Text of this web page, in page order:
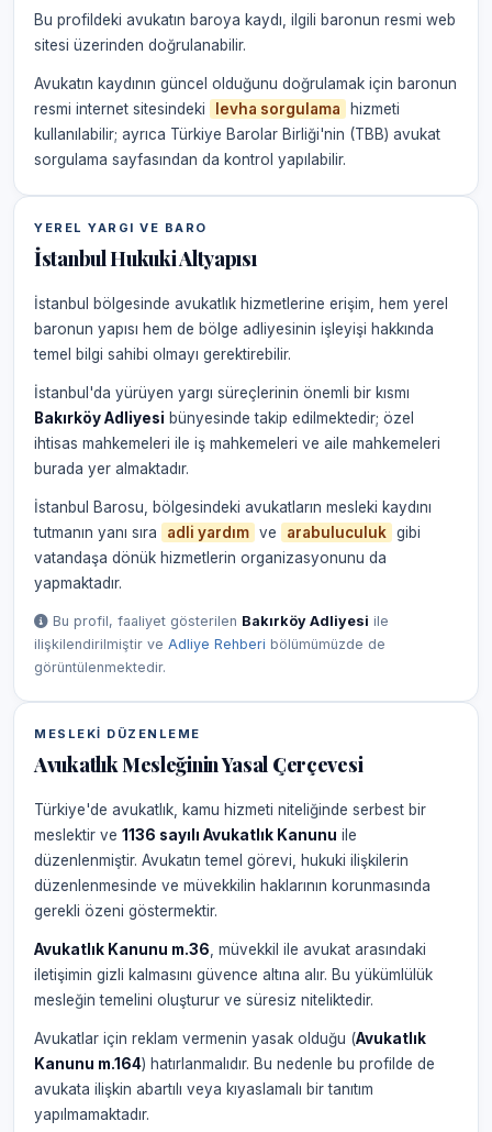
Bu profildeki avukatın baroya kaydı, ilgili baronun resmi web
sitesi üzerinden doğrulanabilir.
Avukatın kaydının güncel olduğunu doğrulamak için baronun
resmi internet sitesindeki
levha sorgulama
hizmeti
kullanılabilir; ayrıca Türkiye Barolar Birliği'nin (TBB) avukat
sorgulama sayfasından da kontrol yapılabilir.
YEREL YARGI VE BARO
İstanbul Hukuki Altyapısı
İstanbul bölgesinde avukatlık hizmetlerine erişim, hem yerel
baronun yapısı hem de bölge adliyesinin işleyişi hakkında
temel bilgi sahibi olmayı gerektirebilir.
İstanbul'da yürüyen yargı süreçlerinin önemli bir kısmı
Bakırköy Adliyesi bünyesinde takip edilmektedir; özel
ihtisas mahkemeleri ile iş mahkemeleri ve aile mahkemeleri
burada yer almaktadır.
İstanbul Barosu, bölgesindeki avukatların mesleki kaydını
tutmanın yanı sıra
adli yardım ve arabuluculuk gibi
vatandaşa dönük hizmetlerin organizasyonunu da
yapmaktadır.
Bu profil, faaliyet gösterilen Bakırköy Adliyesi ile
ilişkilendirilmiştir ve Adliye Rehberi bölümümüzde de
görüntülenmektedir.
MESLEKI DÜZENLEME
Avukatlık Mesleğinin Yasal Çerçevesi
Türkiye'de avukatlık, kamu hizmeti niteliğinde serbest bir
meslektir ve 1136 sayılı Avukatlık Kanunu ile
düzenlenmiştir. Avukatın temel görevi, hukuki ilişkilerin
düzenlenmesinde ve müvekkilin haklarının korunmasında
gerekli özeni göstermektir.
Avukatlık Kanunu m.36 , müvekkil ile avukat arasındaki
iletişimin gizli kalmasını güvence altına alır. Bu yükümlülük
mesleğin temelini oluşturur ve süresiz niteliktedir.
Avukatlar için reklam vermenin yasak olduğu (Avukatlık
Kanunu m.164) hatırlanmalıdır. Bu nedenle bu profilde de
avukata ilişkin abartılı veya kıyaslamalı bir tanıtım
yapılmamaktadır.